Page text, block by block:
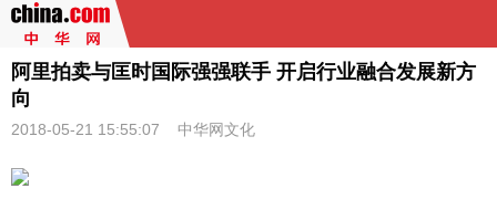
阿里拍卖与匡时国际强强联手 开启行业融合发展新方
向
2018-05-21 15:55:07 中华网文化